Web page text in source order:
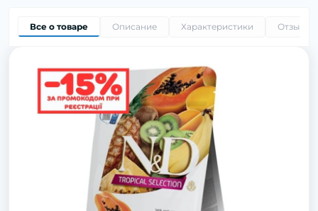
Все о товаре Описание Характеристики Отзывы